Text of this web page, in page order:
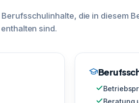
die in diesem
enthalten sind.
Beratung